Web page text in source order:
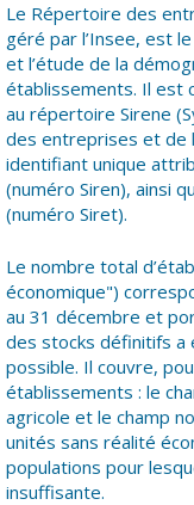
Le Répertoire des
géré par l’Insee, est
et l’étude de la
établissements. Il est
au répertoire Sirene
des entreprises et de
identifiant unique
(numéro Siren), ainsi
(numéro Siret).
Le nombre total
économique")
au 31 décembre et
des stocks définitifs a
possible. Il couvre,
établissements : le
agricole et le champ
unités sans réalité
populations pour
insuffisante.